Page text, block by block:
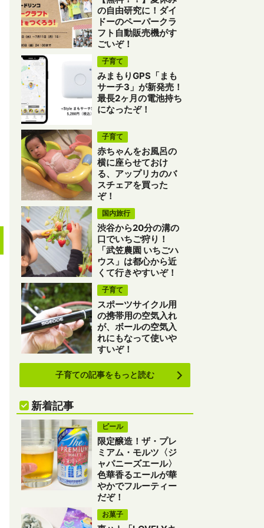
の自由研究に！ダイ
ドーのペーパークラ
フト自動販売機がす
ごいぞ！
子育て
みまもりGPS「まも
サーチ3」が新発売！
最長2ヶ月の電池持ち
になったぞ！
子育て
赤ちゃんをお風呂の
横に座らせておけ
る、アップリカのバ
スチェアを買った
ぞ！
国内旅行
渋谷から20分の溝の
口でいちご狩り！
「武笠農園 いちごハ
ウス」は都心から近
くて行きやすいぞ！
子育て
スポーツサイクル用
の携帯用の空気入れ
が、ボールの空気入
れにもなって使いや
すいぞ！
子育ての記事をもっと読む
新着記事
ビール
限定醸造！ザ・プレ
ミアム・モルツ〈ジ
ャパニーズエール〉
色華香るエールが華
やかでフルーティー
だぞ！
お菓子